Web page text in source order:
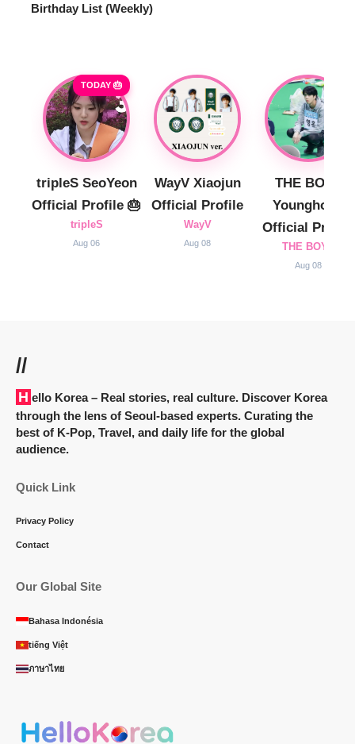
Birthday List (Weekly)
TODAY 🎂
tripleS SeoYeon
Official Profile 🎂
tripleS
Aug 06
WayV Xiaojun
Official Profile
WayV
Aug 08
THE BOYZ
Younghoon
Official Profile
THE BOYZ
Aug 08
//
Hello Korea– Real stories, real culture. Discover Korea
through the lens of Seoul-based experts. Curating the
best of K-Pop, Travel, and daily life for the global
audience.
Quick Link
Privacy Policy
Contact
Our Global Site
Bahasa Indonésia
tiếng Việt
ภาษาไทย